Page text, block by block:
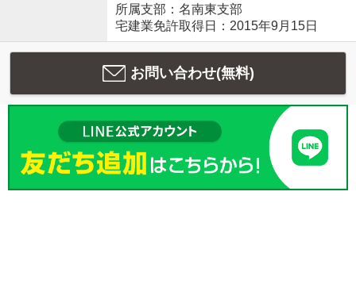
所属支部：名南東支部
宅建業免許取得日：2015年9月15日
お問い合わせ(無料)